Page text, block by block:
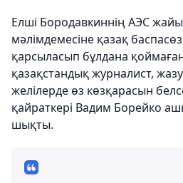
Елші Бородавкиннің АЭС
мәлімдемесіне қазақ
қарсыласып бұлдана
қазақстандық журналист,
желілерде өз көзқарасын
қайраткері Вадим Борейко
шықты.